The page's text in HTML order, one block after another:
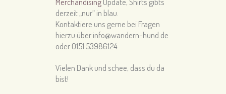
derzeit „nur“ in blau.
Kontaktiere uns gerne bei Fragen
hierzu über info@wandern-hund.de
oder 0151 53986124.
Vielen Dank und schee, dass du da
bist!